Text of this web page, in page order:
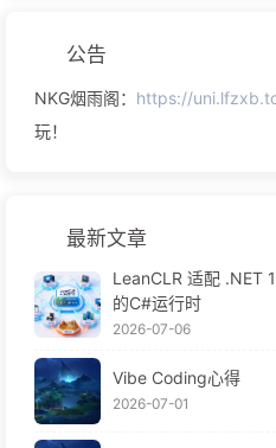
公告
NKG烟雨阁： https://
玩！
最新文章
LeanCLR 适配 .NET
的C#运行时
2026-07-06
Vibe Coding心得
2026-07-01